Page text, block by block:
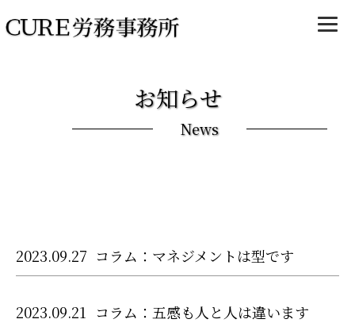
お知らせ
News
2023.09.27 コラム：マネジメントは型です
2023.09.21 コラム：五感も人と人は違います